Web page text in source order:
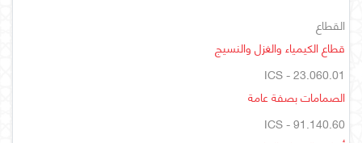
القطاع
قطاع الكيمياء والغزل والنسيج
ICS - 23.060.01
الصمامات بصفة عامة
ICS - 91.140.60